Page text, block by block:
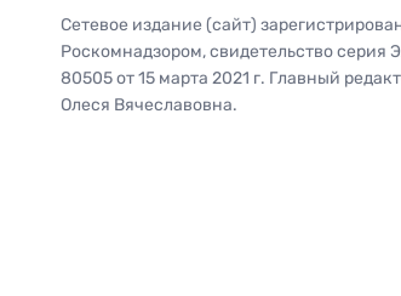
Сетевое издание (сайт)
Роскомнадзором, свидетельство
80505 от 15 марта 2021 г. Главный
Олеся Вячеславовна.